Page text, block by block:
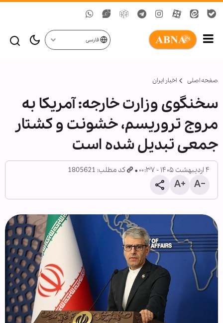
فارسی
صفحه اصلی اخبار ایران
سخنگوی وزارت خارجه: آمریکا به
مروج تروریسم، خشونت و کشتار
جمعی تبدیل شده است
۴ اردیبهشت ۱۴۰۵ - ۰۰:۳۷ کد مطلب: 1805621